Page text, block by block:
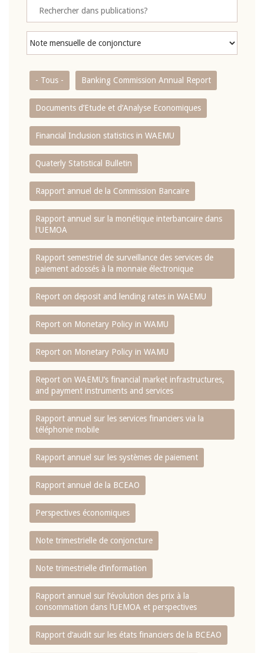
- Tous - Banking Commission Annual Report
Documents d’Etude et d’Analyse Economiques
Financial Inclusion statistics in WAEMU
Quaterly Statistical Bulletin
Rapport annuel de la Commission Bancaire
Rapport annuel sur la monétique interbancaire dans
l'UEMOA
Rapport semestriel de surveillance des services de
paiement adossés à la monnaie électronique
Report on deposit and lending rates in WAEMU
Report on Monetary Policy in WAMU
Report on Monetary Policy in WAMU
Report on WAEMU’s financial market infrastructures,
and payment instruments and services
Rapport annuel sur les services financiers via la
téléphonie mobile
Rapport annuel sur les systèmes de paiement
Rapport annuel de la BCEAO
Perspectives économiques
Note trimestrielle de conjoncture
Note trimestrielle d‘information
Rapport annuel sur l‘évolution des prix à la
consommation dans l‘UEMOA et perspectives
Rapport d‘audit sur les états financiers de la BCEAO